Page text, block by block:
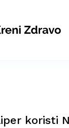
koristi